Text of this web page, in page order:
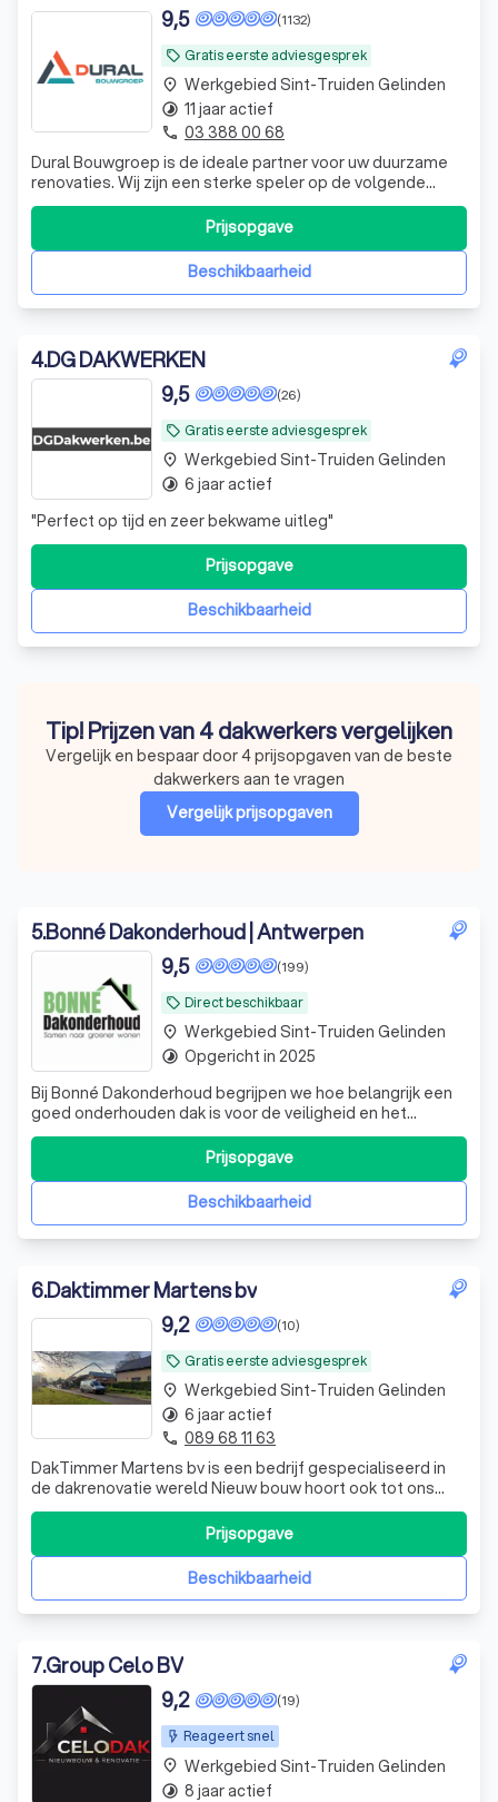
local_offer Gratis eerste adviesgesprek
(1132)
9,5
Dural Bouwgroep is de ideale partner voor uw duurzame
renovaties. Wij zijn een sterke speler op de volgende
terreinen: hellende daken, platte daken en zonnepanelen.
Onze aanpak en expertise gaan ver en wij hebben meer
dan 25 jaar ervaring in huis. Als uw duurzame partner
zorgen wij er voor dat uw dBeschikbaarheid
Prijsopgave
place Werkgebied Sint-Truiden Gelinden
timelapse 11 jaar actief
phone 03 388 00 68
4.DG DAKWERKEN
local_offer Gratis eerste adviesgesprek
(26)
9,5
"Perfect op tijd en zeer bekwame uitleg"
Beschikbaarheid
Prijsopgave
place Werkgebied Sint-Truiden Gelinden
timelapse 6 jaar actief
Tip! Prijzen van 4 dakwerkers vergelijken
Vergelijk en bespaar door 4 prijsopgaven van de beste
dakwerkers aan te vragen
Vergelijk prijsopgaven
5.Bonné Dakonderhoud | Antwerpen
local_offer Direct beschikbaar
(199)
9,5
Bij Bonné Dakonderhoud begrijpen we hoe belangrijk een
goed onderhouden dak is voor de veiligheid en het
comfort van uw woning of bedrijfspand. Ons team van
ervaren dakdekkers staat klaar om u te voorzien van
professionele dakwerkzaamheden, van reparaties en
onderhoud tot aan volledige dakrenovaties
Beschikbaarheid
Prijsopgave
place Werkgebied Sint-Truiden Gelinden
timelapse Opgericht in 2025
6.Daktimmer Martens bv
local_offer Gratis eerste adviesgesprek
(10)
9,2
DakTimmer Martens bv is een bedrijf gespecialiseerd in
de dakrenovatie wereld Nieuw bouw hoort ook tot ons
takenpakket Voor Kleine herstellingen zinkwerken
gevelbekleding en Isolatiewerken Kan ubook bij ons
terecht
Beschikbaarheid
Prijsopgave
place Werkgebied Sint-Truiden Gelinden
timelapse 6 jaar actief
phone 089 68 11 63
7.Group Celo BV
Reageert snel
(19)
9,2
place Werkgebied Sint-Truiden Gelinden
timelapse 8 jaar actief